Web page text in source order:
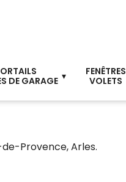
DE GARAGE
FENÊTRES
VOLETS
Provence, Arles.